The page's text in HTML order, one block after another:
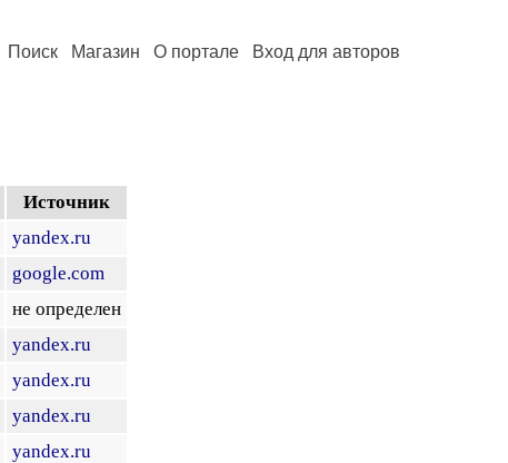
Поиск Магазин О портале Вход для авторов
Источник
yandex.ru
google.com
не определен
yandex.ru
yandex.ru
yandex.ru
yandex.ru